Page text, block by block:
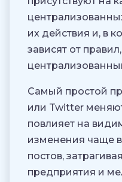
их действия и, в
зависят от
Самый простой
или Twitter
повлияет на
изменения чаще
постов,
предприятия и